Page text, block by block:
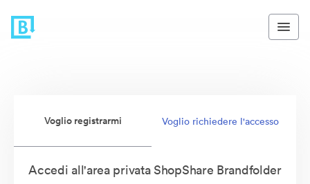
Voglio registrarmi Voglio richiedere l'accesso
Accedi all'area privata ShopShare Brandfolder